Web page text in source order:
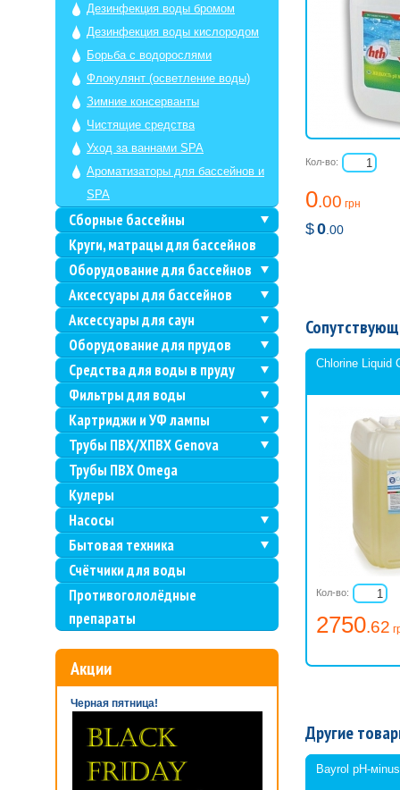
0.00 грн
$0 .00
Кол-во:
Chlorine Liquid
2750.62
Кол-во:
Другие
Bayrol pH-
Дезинфекция воды бромом
Дезинфекция воды кислородом
Борьба с водорослями
Флокулянт (осветление воды)
Зимние консерванты
Чистящие средства
Уход за ваннами SPA
Ароматизаторы для бассейнов и
SPA
Сборные бассейны
Круги, матрацы для бассейнов
Оборудование для бассейнов
Аксессуары для бассейнов
Аксессуары для саун
Оборудование для прудов
Средства для воды в пруду
Фильтры для воды
Картриджи и УФ лампы
Трубы ПВХ/ХПВХ Genova
Трубы ПВХ Omega
Кулеры
Насосы
Бытовая техника
Счётчики для воды
Противогололёдные
препараты
Акции
Черная пятница!